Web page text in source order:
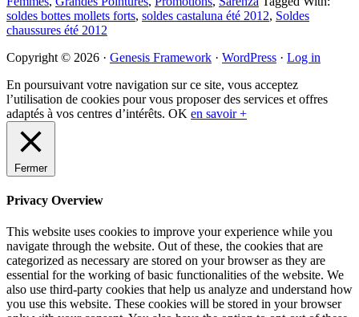
soldes bottes mollets forts, soldes castaluna été 2012, Soldes
chaussures été 2012
Primary
Sidebar
Copyright © 2026 · Genesis Framework · WordPress · Log in
En poursuivant votre navigation sur ce site, vous acceptez
l’utilisation de cookies pour vous proposer des services et offres
adaptés à vos centres d’intérêts. OK en savoir +
Fermer
Privacy Overview
This website uses cookies to improve your experience while you
navigate through the website. Out of these, the cookies that are
categorized as necessary are stored on your browser as they are
essential for the working of basic functionalities of the website. We
also use third-party cookies that help us analyze and understand how
you use this website. These cookies will be stored in your browser